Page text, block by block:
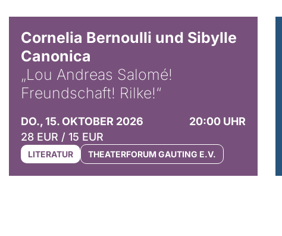
Cornelia Bernoulli und Sibylle
Canonica
„Lou Andreas Salomé!
Freundschaft! Rilke!“
DO., 15. OKTOBER 2026
20:00 UHR
28 EUR / 15 EUR
LITERATUR THEATERFORUM GAUTING E.V.